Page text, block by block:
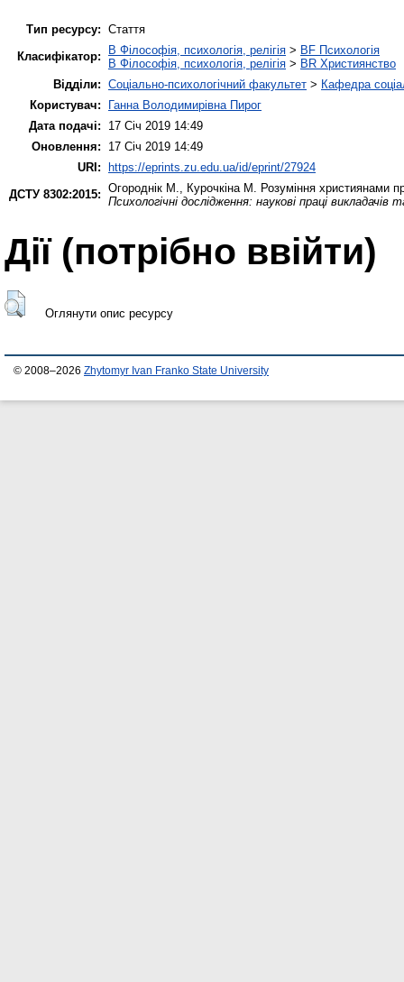
Тип ресурсу: Стаття
Класифікатор:
B Філософія, психологія, релігія > BF Психологія
B Філософія, психологія, релігія > BR Християнство
Відділи: Соціально-психологічний факультет > Кафедра
Користувач:
Ганна Володимирівна Пирог
Дата подачі:
17 Січ 2019 14:49
Оновлення:
17 Січ 2019 14:49
URI:
https://eprints.zu.edu.ua/id/eprint/27924
ДСТУ 8302:2015: Огороднік М., Курочкіна М. Розуміння християнами
Психологічні дослідження: наукові праці
Дії ​​(потрібно ввійти)
Оглянути опис ресурсу
© 2008–2026 Zhytomyr Ivan Franko State University